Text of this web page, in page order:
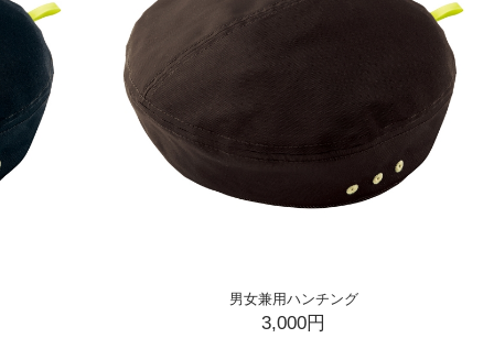
男女兼用ハンチング
3,000円